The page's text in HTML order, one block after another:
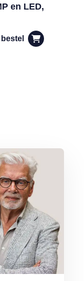
en LED,